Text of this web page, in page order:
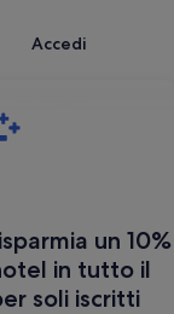
Accedi
un 10%
in tutto il
soli iscritti